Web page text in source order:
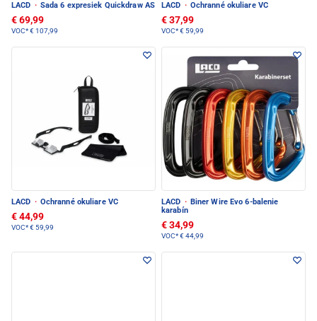
LACD · Sada 6 expresiek Quickdraw AS
€ 69,99
VOC*€ 107,99
LACD · Ochranné okuliare VC
€ 37,99
VOC*€ 59,99
LACD · Ochranné okuliare VC
€ 44,99
VOC*€ 59,99
LACD · Biner Wire Evo 6-balenie
karabín
€ 34,99
VOC*€ 44,99